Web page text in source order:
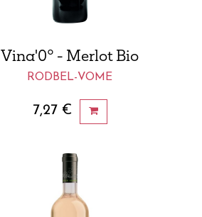
Vina'0° - Merlot Bio
RODBEL-VOME
7,27 €